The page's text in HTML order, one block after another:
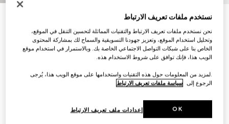
محفظة صغيرة مع لوحة Gucci
تنويعاتكانفاس GG باللون البني الداكن
نستخدم ملفات تعريف الارتباط
نحن نستخدم ملفات تعريف الارتباط والتقنيات المماثلة لتحسين التنقل في الموقع،
وتحليل استخدام الموقع، وتعزيز جهودنا التسويقية والسماح لك بمشاركة المحتوى
الخاص بنا على شبكات التواصل الاجتماعي الخاصة بك. وبالاستمرار في استخدام موقع
الويب هذا، فإنك توافق على شروط الاستخدام هذه.
.لمزيد من المعلومات حول هذه التقنيات واستخدامها على موقع الويب هذا، يُرجى
الرجوع إلى سياسة ملفات تعريف الارتباط
إعدادات ملف تعريف الارتباط OK